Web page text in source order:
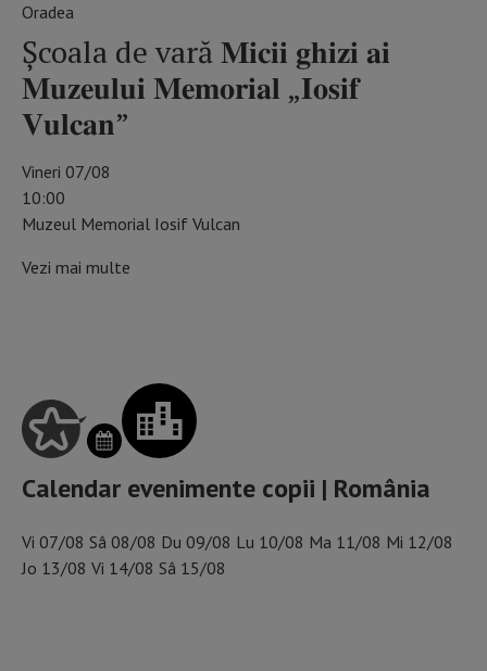
Oradea
Școala de vară 𝐌𝐢𝐜𝐢𝐢 𝐠𝐡𝐢𝐳𝐢 𝐚𝐢
𝐌𝐮𝐳𝐞𝐮𝐥𝐮𝐢 𝐌𝐞𝐦𝐨𝐫𝐢𝐚𝐥 „𝐈𝐨𝐬𝐢𝐟
𝐕𝐮𝐥𝐜𝐚𝐧”
Vineri 07/08
10:00
Muzeul Memorial Iosif Vulcan
Vezi mai multe
Calendar evenimente copii | România
Vi 07/08 Sâ 08/08 Du 09/08 Lu 10/08 Ma 11/08 Mi 12/08
Jo 13/08 Vi 14/08 Sâ 15/08